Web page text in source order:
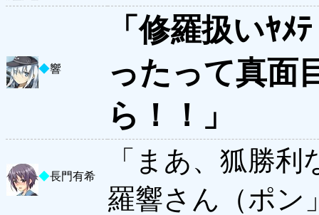
◆響
「修羅扱いﾔ
ったって真面
ら！！」
◆長門有希
「まあ、狐勝
羅響さん（ポン